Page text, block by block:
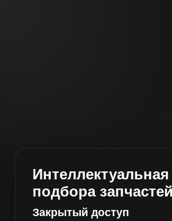
подбора запчастей
Закрытый доступ